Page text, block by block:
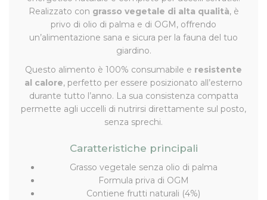
Realizzato con grasso vegetale di alta qualità, è
privo di olio di palma e di OGM, offrendo
un’alimentazione sana e sicura per la fauna del tuo
giardino.
Questo alimento è 100% consumabile e resistente
al calore, perfetto per essere posizionato all’esterno
durante tutto l’anno. La sua consistenza compatta
permette agli uccelli di nutrirsi direttamente sul posto,
senza sprechi.
Caratteristiche principali
Grasso vegetale senza olio di palma
Formula priva di OGM
Contiene frutti naturali (4%)